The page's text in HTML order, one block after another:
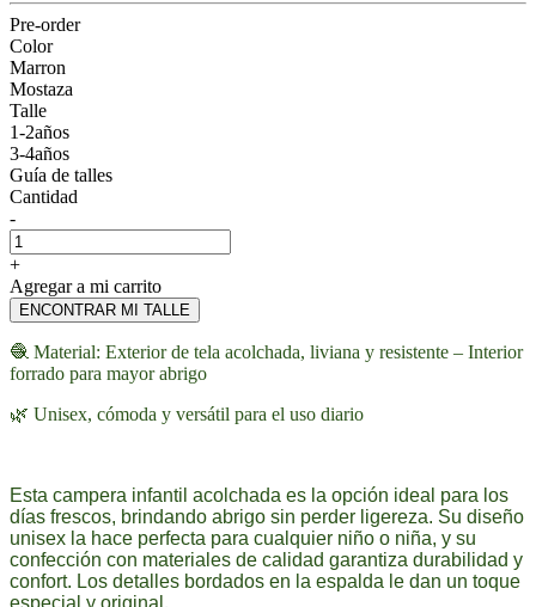
Pre-order
Color
Marron
Mostaza
Talle
1-2años
3-4años
Guía de talles
Cantidad
-
+
Agregar a mi carrito
ENCONTRAR MI TALLE
🧶 Material: Exterior de tela acolchada, liviana y resistente – Interior
forrado para mayor abrigo
🌿 Unisex, cómoda y versátil para el uso diario
Esta campera infantil acolchada es la opción ideal para los
días frescos, brindando abrigo sin perder ligereza. Su diseño
unisex la hace perfecta para cualquier niño o niña, y su
confección con materiales de calidad garantiza durabilidad y
confort. Los detalles bordados en la espalda le dan un toque
especial y original.